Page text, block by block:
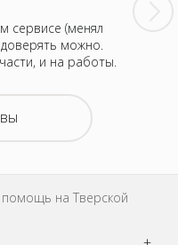
сервисе (менял
доверять можно.
и на работы.
Была
не
на Тверской